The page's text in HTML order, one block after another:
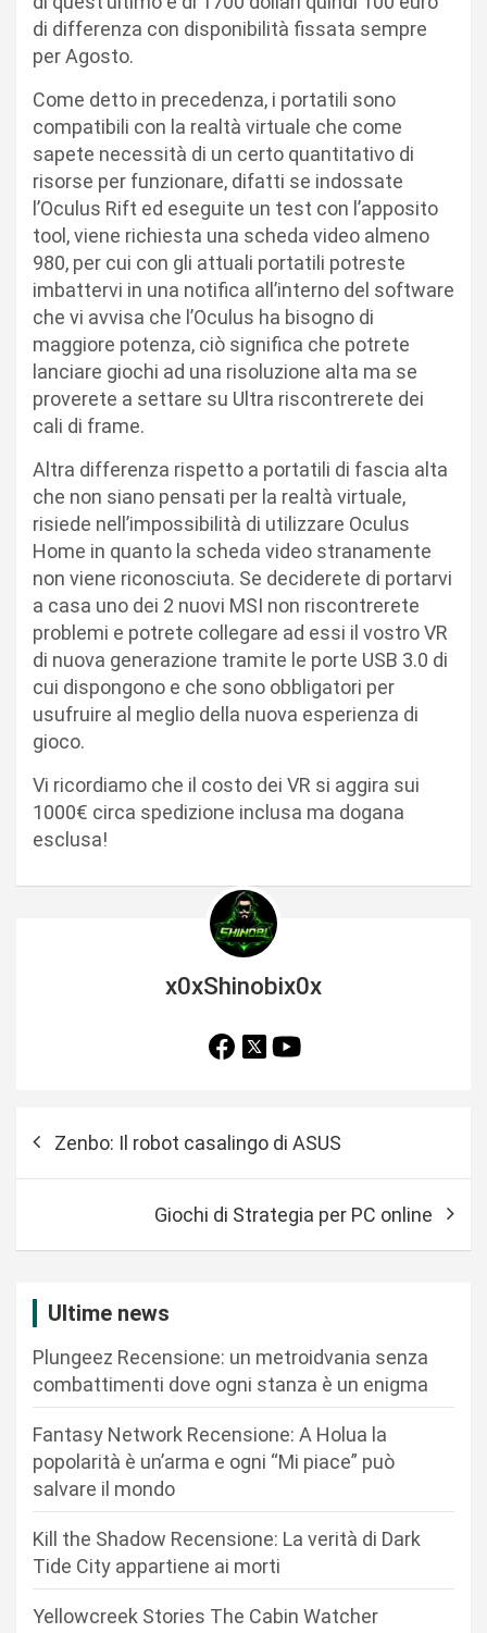
di differenza con disponibilità fissata sempre
per Agosto.
Come detto in precedenza, i portatili sono
compatibili con la realtà virtuale che come
sapete necessità di un certo quantitativo di
risorse per funzionare, difatti se indossate
l’Oculus Rift ed eseguite un test con l’apposito
tool, viene richiesta una scheda video almeno
980, per cui con gli attuali portatili potreste
imbattervi in una notifica all’interno del software
che vi avvisa che l’Oculus ha bisogno di
maggiore potenza, ciò significa che potrete
lanciare giochi ad una risoluzione alta ma se
proverete a settare su Ultra riscontrerete dei
cali di frame.
Altra differenza rispetto a portatili di fascia alta
che non siano pensati per la realtà virtuale,
risiede nell’impossibilità di utilizzare Oculus
Home in quanto la scheda video stranamente
non viene riconosciuta. Se deciderete di portarvi
a casa uno dei 2 nuovi MSI non riscontrerete
problemi e potrete collegare ad essi il vostro VR
di nuova generazione tramite le porte USB 3.0 di
cui dispongono e che sono obbligatori per
usufruire al meglio della nuova esperienza di
gioco.
Vi ricordiamo che il costo dei VR si aggira sui
1000€ circa spedizione inclusa ma dogana
esclusa!
x0xShinobix0x
Zenbo: Il robot casalingo di ASUS
Giochi di Strategia per PC online
Ultime news
Plungeez Recensione: un metroidvania senza
combattimenti dove ogni stanza è un enigma
Fantasy Network Recensione: A Holua la
popolarità è un’arma e ogni “Mi piace” può
salvare il mondo
Kill the Shadow Recensione: La verità di Dark
Tide City appartiene ai morti
Yellowcreek Stories The Cabin Watcher